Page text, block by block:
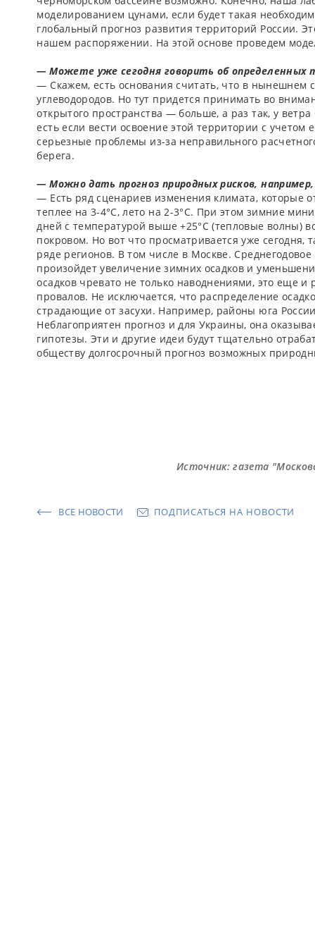
моделированием цунами, если будет такая
глобальный прогноз развития территорий России.
нашем распоряжении. На этой основе проведем
—­ Можете уже сегодня говорить об определенных
— Скажем, есть основания считать, что в нынешнем
углеводородов. Но тут придется принимать во
открытого пространства —­ больше, а раз так, у
есть если вести освоение этой территории с учетом
серьезные проблемы из-­за неправильного
берега.
­— Можно дать прогноз природных рисков,
— Есть ряд сценариев изменения климата, которые
теплее на 3-4°С, лето на 2-3°С. При этом зимние
дней с температурой выше +25°С (тепловые волны)
покровом. Но вот что просматривается уже сегодня,
ряде регионов. В том числе в Москве.
произойдет увеличение зимних осадков и
осадков чревато не только наводнениями, это еще
провалов. Не исключается, что распределение
страдающие от засухи. Например, районы юга
Неблагоприятен прогноз и для Украины, она
гипотезы. Эти и другие идеи будут тщательно
обществу долгосрочный прогноз возможных
Источник: газета
ВСЕ НОВОСТИ ПОДПИСАТЬСЯ НА НОВОСТИ